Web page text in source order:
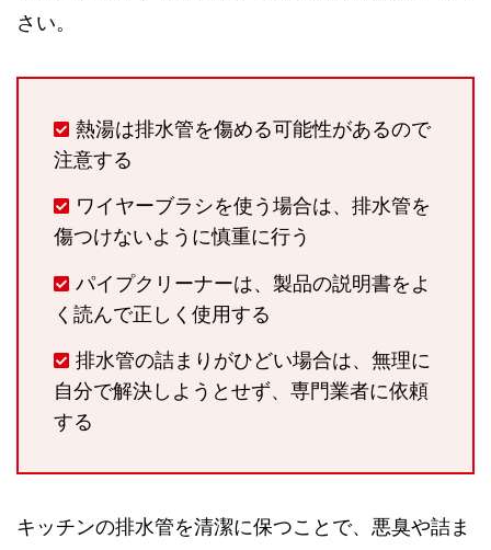
さい。
熱湯は排水管を傷める可能性があるので
注意する
ワイヤーブラシを使う場合は、排水管を
傷つけないように慎重に行う
パイプクリーナーは、製品の説明書をよ
く読んで正しく使用する
排水管の詰まりがひどい場合は、無理に
自分で解決しようとせず、専門業者に依頼
する
キッチンの排水管を清潔に保つことで、悪臭や詰ま